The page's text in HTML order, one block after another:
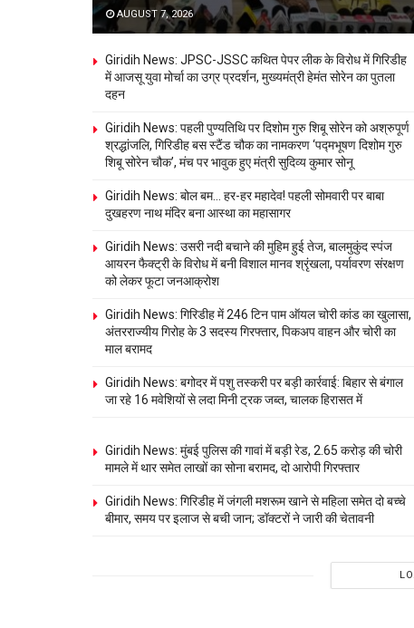
AUGUST 7, 2026
Giridih News: JPSC-JSSC कथित पेपर लीक के विरोध में गिरिडीह
में आजसू युवा मोर्चा का उग्र प्रदर्शन, मुख्यमंत्री हेमंत सोरेन का पुतला
दहन
Giridih News: पहली पुण्यतिथि पर दिशोम गुरु शिबू सोरेन को अश्रुपूर्ण
श्रद्धांजलि, गिरिडीह बस स्टैंड चौक का नामकरण ‘पद्मभूषण दिशोम गुरु
शिबू सोरेन चौक’, मंच पर भावुक हुए मंत्री सुदिव्य कुमार सोनू
Giridih News: बोल बम… हर-हर महादेव! पहली सोमवारी पर बाबा
दुखहरण नाथ मंदिर बना आस्था का महासागर
Giridih News: उसरी नदी बचाने की मुहिम हुई तेज, बालमुकुंद स्पंज
आयरन फैक्ट्री के विरोध में बनी विशाल मानव श्रृंखला, पर्यावरण संरक्षण
को लेकर फूटा जनआक्रोश
Giridih News: गिरिडीह में 246 टिन पाम ऑयल चोरी कांड का खुलासा,
अंतरराज्यीय गिरोह के 3 सदस्य गिरफ्तार, पिकअप वाहन और चोरी का
माल बरामद
Giridih News: बगोदर में पशु तस्करी पर बड़ी कार्रवाई: बिहार से बंगाल
जा रहे 16 मवेशियों से लदा मिनी ट्रक जब्त, चालक हिरासत में
Giridih News: मुंबई पुलिस की गावां में बड़ी रेड, 2.65 करोड़ की चोरी
मामले में थार समेत लाखों का सोना बरामद, दो आरोपी गिरफ्तार
Giridih News: गिरिडीह में जंगली मशरूम खाने से महिला समेत दो बच्चे
बीमार, समय पर इलाज से बची जान; डॉक्टरों ने जारी की चेतावनी